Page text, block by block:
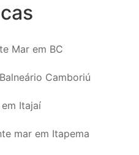
Mar em BC
Camboriú
Itajaí
mar em Itapema